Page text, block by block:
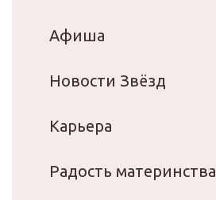
Афиша
Новости Звёзд
Карьера
Радость материнства